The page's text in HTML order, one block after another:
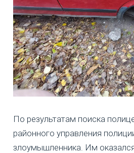
По результатам поиска
районного управления
злоумышленника. Им